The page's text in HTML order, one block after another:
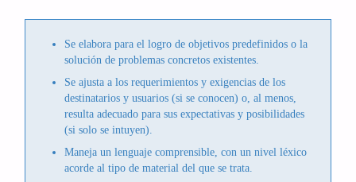
Se elabora para el logro de objetivos predefinidos o la
solución de problemas concretos existentes.
Se ajusta a los requerimientos y exigencias de los
destinatarios y usuarios (si se conocen) o, al menos,
resulta adecuado para sus expectativas y posibilidades
(si solo se intuyen).
Maneja un lenguaje comprensible, con un nivel léxico
acorde al tipo de material del que se trata.